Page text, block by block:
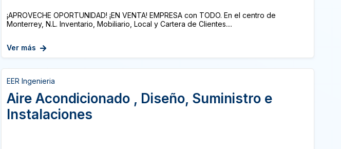
¡APROVECHE OPORTUNIDAD! ¡EN VENTA! EMPRESA con TODO. En el centro de
Monterrey, N.L. Inventario, Mobiliario, Local y Cartera de Clientes....
Ver más
EER Ingenieria
Aire Acondicionado , Diseño, Suministro e
Instalaciones